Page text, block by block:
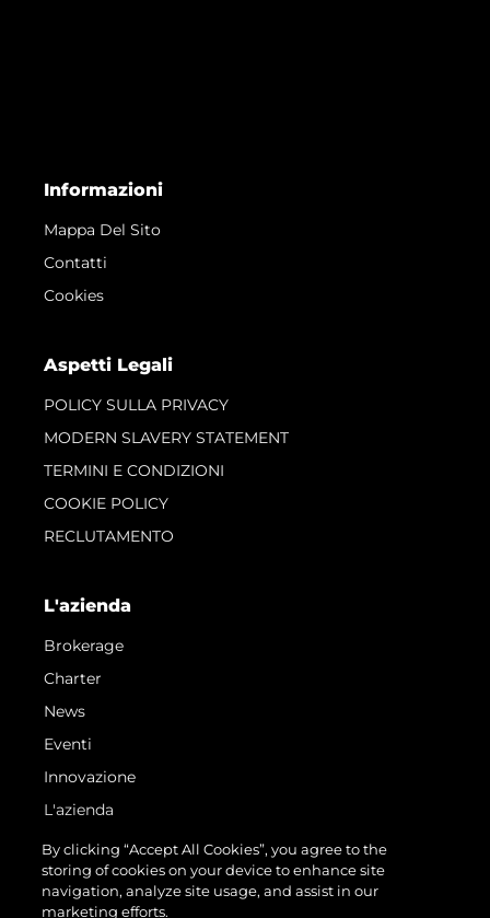
Informazioni
Mappa Del Sito
Contatti
Cookies
Aspetti Legali
POLICY SULLA PRIVACY
MODERN SLAVERY STATEMENT
TERMINI E CONDIZIONI
COOKIE POLICY
RECLUTAMENTO
L'azienda
Brokerage
Charter
News
Eventi
Innovazione
L'azienda
Il Team
Lifestyle
Heritage
By clicking “Accept All Cookies”, you agree to the
storing of cookies on your device to enhance site
navigation, analyze site usage, and assist in our
marketing efforts.